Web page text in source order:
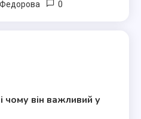
0
чому він важливий у